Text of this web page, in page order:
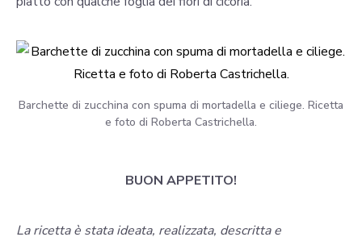
Barchette di zucchina con spuma di mortadella e ciliege. Ricetta
e foto di Roberta Castrichella.
BUON APPETITO!
La ricetta è stata ideata, realizzata, descritta e